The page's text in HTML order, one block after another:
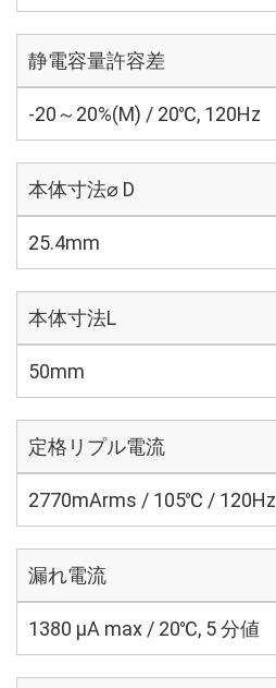
静電容量許容差
-20～20%(M) / 20℃, 120Hz
本体寸法⌀ D
25.4mm
本体寸法L
50mm
定格リプル電流
2770mArms / 105℃ / 120Hz
漏れ電流
1380 μA max / 20℃, 5 分値